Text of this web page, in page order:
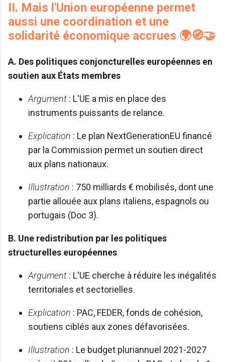
II. Mais l'Union européenne permet
aussi une coordination et une
solidarité économique accrues 🌍🧭🤝
A. Des politiques conjoncturelles européennes en
soutien aux États membres
Argument : L'UE a mis en place des
instruments puissants de relance.
Explication : Le plan NextGenerationEU financé
par la Commission permet un soutien direct
aux plans nationaux.
Illustration : 750 milliards € mobilisés, dont une
partie allouée aux plans italiens, espagnols ou
portugais (Doc 3).
B. Une redistribution par les politiques
structurelles européennes
Argument : L'UE cherche à réduire les inégalités
territoriales et sectorielles.
Explication : PAC, FEDER, fonds de cohésion,
soutiens ciblés aux zones défavorisées.
Illustration : Le budget pluriannuel 2021-2027